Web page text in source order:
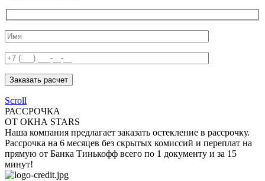
Заказать расчет
Scroll
РАССРОЧКА
ОТ ОКНА STARS
Наша компания предлагает заказать остекление в рассрочку.
Рассрочка на 6 месяцев без скрытых комиссий и переплат на
прямую от Банка Тинькофф всего по 1 документу и за 15
минут!